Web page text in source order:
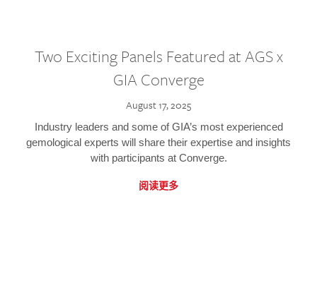
Two Exciting Panels Featured at AGS x
GIA Converge
August 17, 2025
Industry leaders and some of GIA’s most experienced
gemological experts will share their expertise and insights
with participants at Converge.
阅读更多